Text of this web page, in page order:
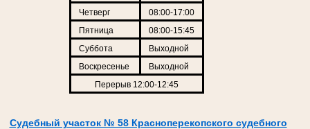
Четверг
08:00-17:00
Пятница
08:00-15:45
Суббота
Выходной
Воскресенье
Выходной
Перерыв 12:00-12:45
Судебный участок № 58 Красноперекопского судебного